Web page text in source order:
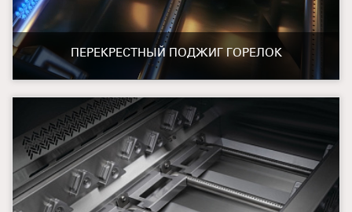
ПЕРЕКРЕСТНЫЙ ПОДЖИГ ГОРЕЛОК